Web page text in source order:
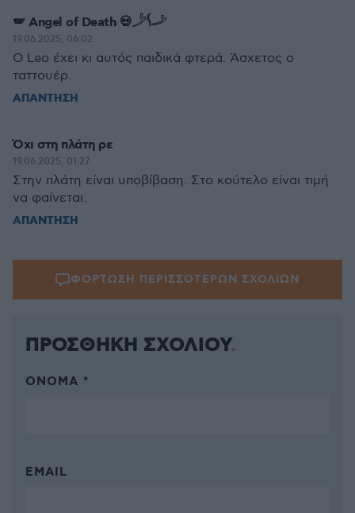
🪽 Angel of Death 💀𓌳𓌜𓌴
19.06.2025, 06:02
Ο Leo έχει κι αυτός παιδικά φτερά. Άσχετος ο
ταττουέρ.
ΑΠΑΝΤΗΣΗ
Όχι στη πλάτη ρε
19.06.2025, 01:27
Στην πλάτη είναι υποβίβαση. Στο κούτελο είναι τιμή
να φαίνεται.
ΑΠΑΝΤΗΣΗ
ΦΟΡΤΩΣΗ ΠΕΡΙΣΣΟΤΕΡΩΝ ΣΧΟΛΙΩΝ
ΠΡΟΣΘΗΚΗ ΣΧΟΛΙΟΥ
ΌΝΟΜΑ *
EMAIL